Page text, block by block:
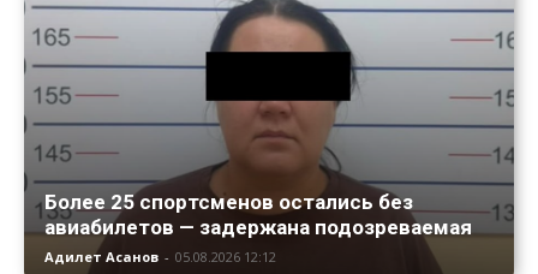
Более 25 спортсменов остались без
авиабилетов — задержана подозреваемая
Адилет Асанов - 05.08.2026 12:12